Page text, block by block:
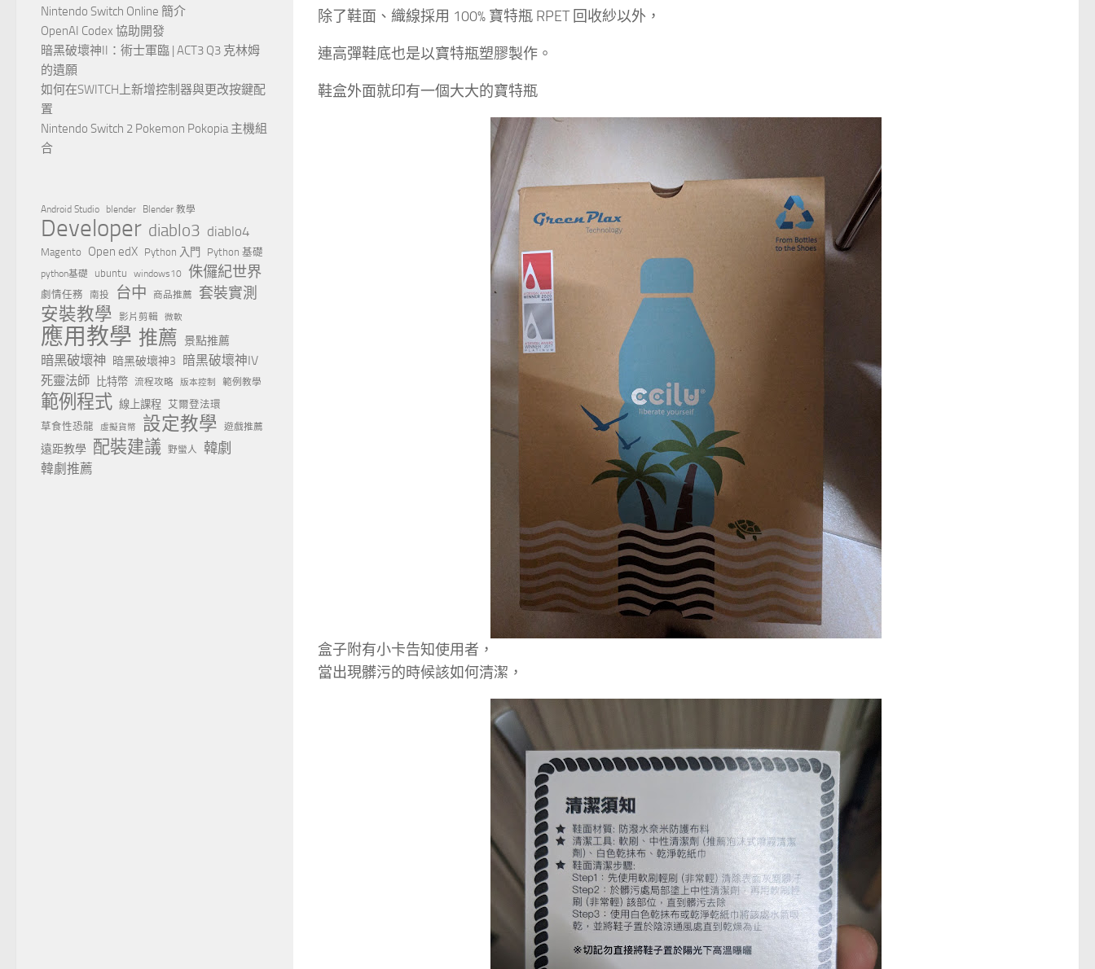
除了鞋面、織線採用 100% 寶特瓶 RPET 回收紗以外，
連高彈鞋底也是以寶特瓶塑膠製作。
鞋盒外面就印有一個大大的寶特瓶
盒子附有小卡告知使用者，
當出現髒污的時候該如何清潔，
Nintendo Switch Online 簡介
OpenAI Codex 協助開發
暗黑破壞神II：術士軍臨 | ACT3 Q3 克林姆
的遺願
如何在SWITCH上新增控制器與更改按鍵配
置
Nintendo Switch 2 Pokemon Pokopia 主機組
合
Android Studio blender Blender 教學
Developer diablo3 diablo4
Magento Open edX Python 入門 Python 基礎
python基礎 ubuntu windows10 侏儸紀世界
劇情任務 南投 台中 商品推薦 套裝實測
安裝教學 影片剪輯 微軟
應用教學 推薦 景點推薦
暗黑破壞神 暗黑破壞神3 暗黑破壞神IV
死靈法師 比特幣 流程攻略 版本控制 範例教學
範例程式 線上課程
艾爾登法環
草食性恐龍
虛擬貨幣 設定教學 遊戲推薦
遠距教學 配裝建議 野蠻人 韓劇
韓劇推薦